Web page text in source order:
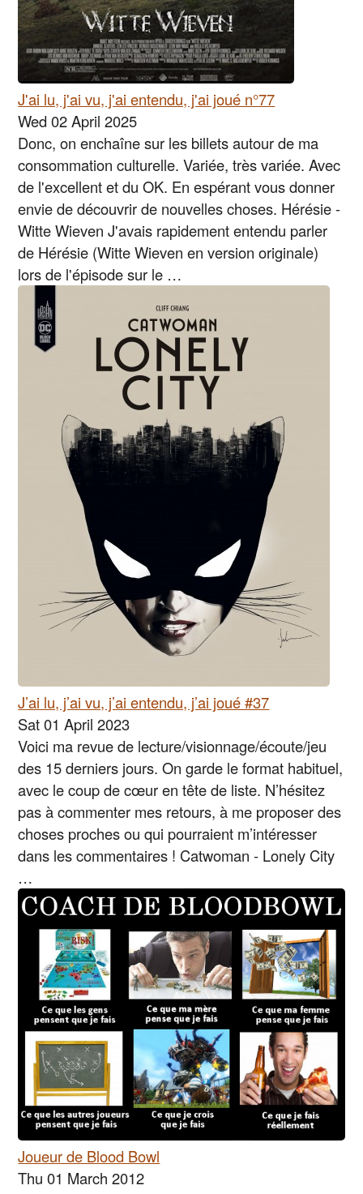
J'ai lu, j'ai vu, j'ai entendu, j'ai joué n°77
Wed 02 April 2025
Donc, on enchaîne sur les billets autour de ma
consommation culturelle. Variée, très variée. Avec
de l'excellent et du OK. En espérant vous donner
envie de découvrir de nouvelles choses. Hérésie -
Witte Wieven J'avais rapidement entendu parler
de Hérésie (Witte Wieven en version originale)
lors de l'épisode sur le …
J’ai lu, j’ai vu, j’ai entendu, j’ai joué #37
Sat 01 April 2023
Voici ma revue de lecture/visionnage/écoute/jeu
des 15 derniers jours. On garde le format habituel,
avec le coup de cœur en tête de liste. N’hésitez
pas à commenter mes retours, à me proposer des
choses proches ou qui pourraient m’intéresser
dans les commentaires ! Catwoman - Lonely City
…
Joueur de Blood Bowl
Thu 01 March 2012